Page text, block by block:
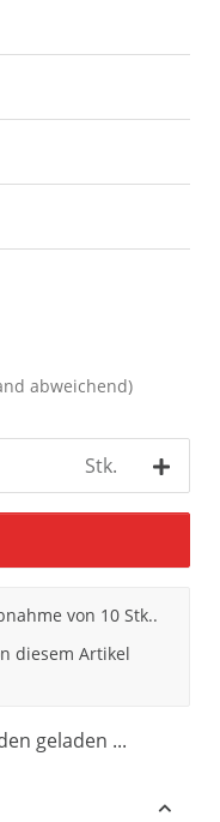
abweichend)
Stk.
von 10 Stk..
diesem Artikel
geladen ...